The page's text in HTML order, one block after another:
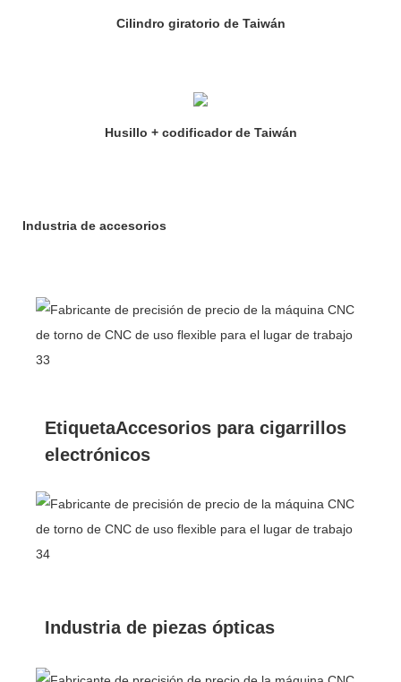
Cilindro giratorio de Taiwán
Husillo + codificador de Taiwán
Industria de accesorios
EtiquetaAccesorios para cigarrillos
electrónicos
Industria de piezas ópticas